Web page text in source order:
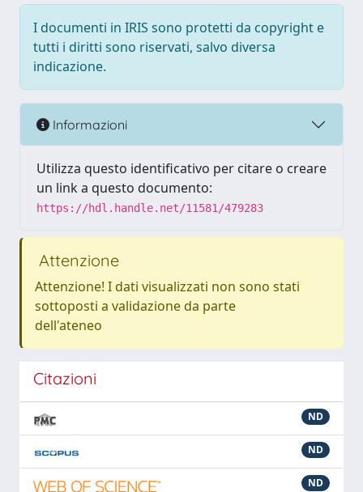
I documenti in IRIS sono protetti da copyright e
tutti i diritti sono riservati, salvo diversa
indicazione.
Informazioni
Utilizza questo identificativo per citare o creare
un link a questo documento:
https://hdl.handle.net/11581/479283
Attenzione
Attenzione! I dati visualizzati non sono stati
sottoposti a validazione da parte
dell'ateneo
Citazioni
ND
ND
ND